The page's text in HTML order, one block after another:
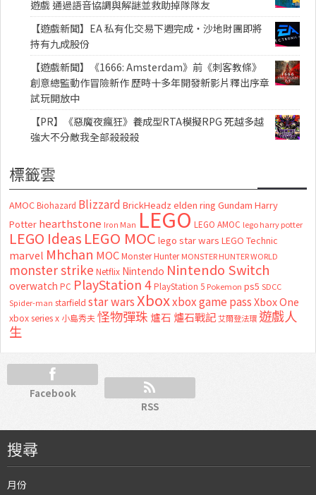
遊戲 通過語音協調與解謎並救助掉隊隊友
【遊戲新聞】EA 私有化交易下週完成・沙地財團即將
持有九成股份
【遊戲新聞】《1666: Amsterdam》前《刺客教條》
創意總監動作冒險新作 歷時十多年開發新影片釋出序章
試玩開放中
【PR】《惡魔夜瘋狂》養成型RTA模擬RPG 死越多越
強大不分敵我全部殺殺殺
標籤雲
AMOC Biohazard Blizzard BrickHeadz elden ring Gundam Harry
Potter hearthstone Iron Man LEGO LEGO AMOC lego harry potter
LEGO Ideas LEGO MOC lego star wars LEGO Technic
marvel Mhchan MOC Monster Hunter MONSTER HUNTER WORLD
monster strike Netflix Nintendo Nintendo Switch
overwatch PC PlayStation 4 PlayStation 5 Pokemon ps5 SDCC
Spider-man starfield star warsXboxxbox game passXbox One
xbox series x 小島秀夫怪物彈珠 爐石 爐石戰記艾爾登法環 遊戲人
生
Facebook
RSS
搜尋
月份